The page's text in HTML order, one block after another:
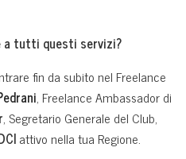
a tutti questi servizi?
fin da subito nel Freelance
, Freelance Ambassador di
, Segretario Generale del Club,
attivo nella tua Regione.